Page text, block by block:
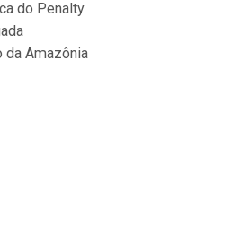
do Penalty
da Amazônia